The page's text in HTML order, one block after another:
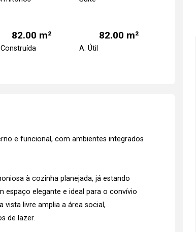
82.00 m² 82.00 m²
A. Útil
e funcional, com ambientes integrados
à cozinha planejada, já estando
espaço elegante e ideal para o convívio
vista livre amplia a área social,
de lazer.